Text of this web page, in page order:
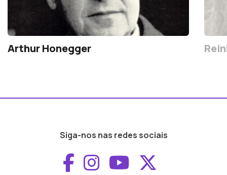
Arthur Honegger
Siga-nos nas redes sociais
Aceder ao
Aceder ao
Aceder ao